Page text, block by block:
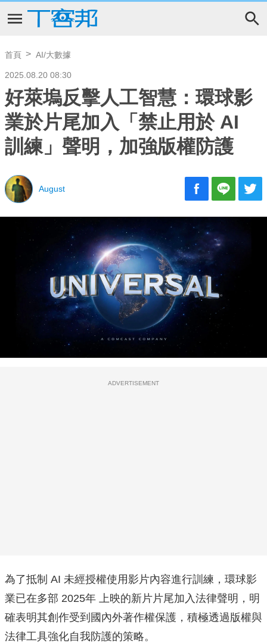
首頁 AI/大數據
2025.08.20 08:30
好萊塢反擊人工智慧：環球影
業於片尾加入「禁止用於 AI
訓練」聲明，加強版權防護
August
ADVERTISEMENT
為了抵制 AI 未經授權使用影片內容進行訓練，環球影
業已在多部 2025年 上映的新片片尾加入法律聲明，明
確表明其創作受到國內外著作權保護，積極透過版權與
法律工具強化自我防護的策略。